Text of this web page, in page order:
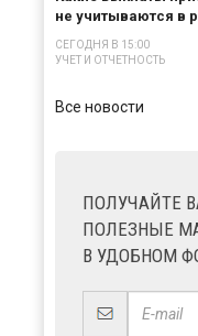
не учитываются в
СЕГОДНЯ В 15:00
УЧЕТ И ОТЧЕТНОСТЬ
Все новости
ПОЛУЧАЙТЕ
ПОЛЕЗНЫЕ
В УДОБНОМ